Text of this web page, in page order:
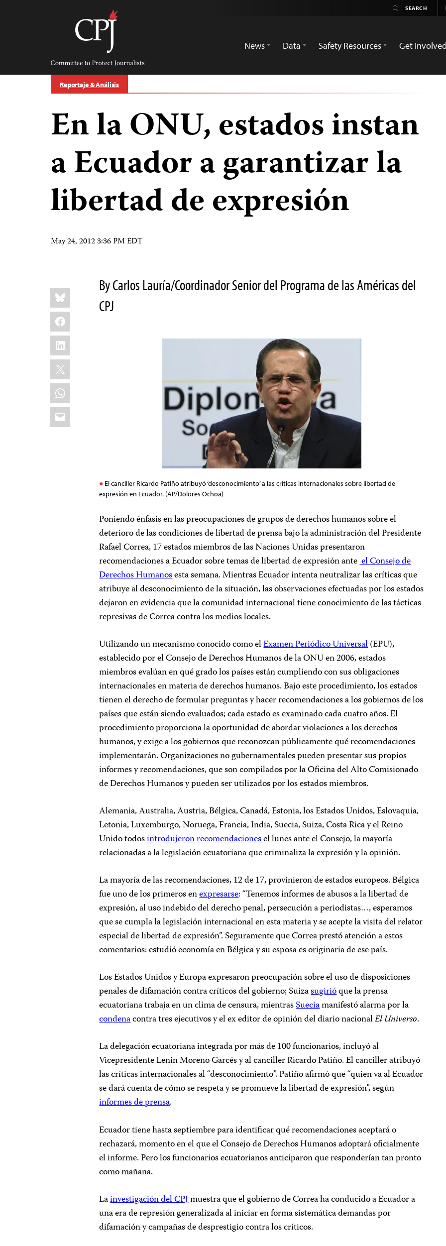
Committee
Protect
Journalists
News
Data Safety Resources Get Involved
Reportaje & Análisis
En la ONU, estados instan
a Ecuador a garantizar la
libertad de expresión
May 24, 2012 3:36 PM EDT
Share
this:
Bluesky
Facebook
LinkedIn
X
WhatsApp
Email
By Carlos Lauría/Coordinador Senior del Programa de las Américas del
CPJ
El canciller Ricardo Patiño atribuyó ‘desconocimiento’ a las críticas internacionales sobre libertad de
expresión en Ecuador. (AP/Dolores Ochoa)
Poniendo énfasis en las preocupaciones de grupos de derechos humanos sobre el
deterioro de las condiciones de libertad de prensa bajo la administración del Presidente
Rafael Correa, 17 estados miembros de las Naciones Unidas presentaron
recomendaciones a Ecuador sobre temas de libertad de expresión anteel Consejo de
Derechos Humanosesta semana. Mientras Ecuador intenta neutralizar las críticas que
atribuye al desconocimiento de la situación, las observaciones efectuadas por los estados
dejaron en evidencia que la comunidad internacional tiene conocimiento de las tácticas
represivas de Correa contra los medios locales.
Utilizando un mecanismo conocido como elExamen Periódico Universal(EPU),
establecido por el Consejo de Derechos Humanos de la ONU en 2006, estados
miembros evalúan en qué grado los países están cumpliendo con sus obligaciones
internacionales en materia de derechos humanos. Bajo este procedimiento, los estados
tienen el derecho de formular preguntas y hacer recomendaciones a los gobiernos de los
países que están siendo evaluados; cada estado es examinado cada cuatro años. El
procedimiento proporciona la oportunidad de abordar violaciones a los derechos
humanos, y exige a los gobiernos que reconozcan públicamente qué recomendaciones
implementarán. Organizaciones no gubernamentales pueden presentar sus propios
informes y recomendaciones, que son compilados por la Oficina del Alto Comisionado
de Derechos Humanos y pueden ser utilizados por los estados miembros.
Alemania, Australia, Austria, Bélgica, Canadá, Estonia, los Estados Unidos, Eslovaquia,
Letonia, Luxemburgo, Noruega, Francia, India, Suecia, Suiza, Costa Rica y el Reino
Unido todosintrodujeron recomendacionesel lunes ante el Consejo, la mayoría
relacionadas a la legislación ecuatoriana que criminaliza la expresión y la opinión.
La mayoría de las recomendaciones, 12 de 17, provinieron de estados europeos. Bélgica
fue uno de los primeros enexpresarse: “Tenemos informes de abusos a la libertad de
expresión, al uso indebido del derecho penal, persecución a periodistas…, esperamos
que se cumpla la legislación internacional en esta materia y se acepte la visita del relator
especial de libertad de expresión”. Seguramente que Correa prestó atención a estos
comentarios: estudió economía en Bélgica y su esposa es originaria de ese país.
Los Estados Unidos y Europa expresaron preocupación sobre el uso de disposiciones
penales de difamación contra críticos del gobierno; Suizasugirióque la prensa
ecuatoriana trabaja en un clima de censura, mientrasSueciamanifestó alarma por la
condenacontra tres ejecutivos y el ex editor de opinión del diario nacionalEl Universo.
La delegación ecuatoriana integrada por más de 100 funcionarios, incluyó al
Vicepresidente Lenin Moreno Garcés y al canciller Ricardo Patiño. El canciller atribuyó
las críticas internacionales al “desconocimiento”. Patiño afirmó que “quien va al Ecuador
se dará cuenta de cómo se respeta y se promueve la libertad de expresión”, según
informes de prensa.
Ecuador tiene hasta septiembre para identificar qué recomendaciones aceptará o
rechazará, momento en el que el Consejo de Derechos Humanos adoptará oficialmente
el informe. Pero los funcionarios ecuatorianos anticiparon que responderían tan pronto
como mañana.
Lainvestigación del CPJmuestra que el gobierno de Correa ha conducido a Ecuador a
una era de represión generalizada al iniciar en forma sistemática demandas por
difamación y campañas de desprestigio contra los críticos.